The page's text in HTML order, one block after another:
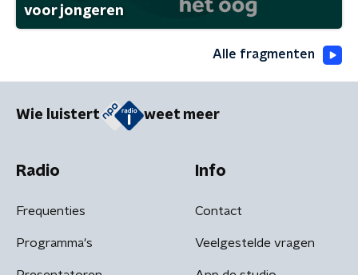
voor jongeren
Alle fragmenten
Wie luistert weet meer
Radio
Frequenties
Programma's
Info
Contact
Veelgestelde vragen